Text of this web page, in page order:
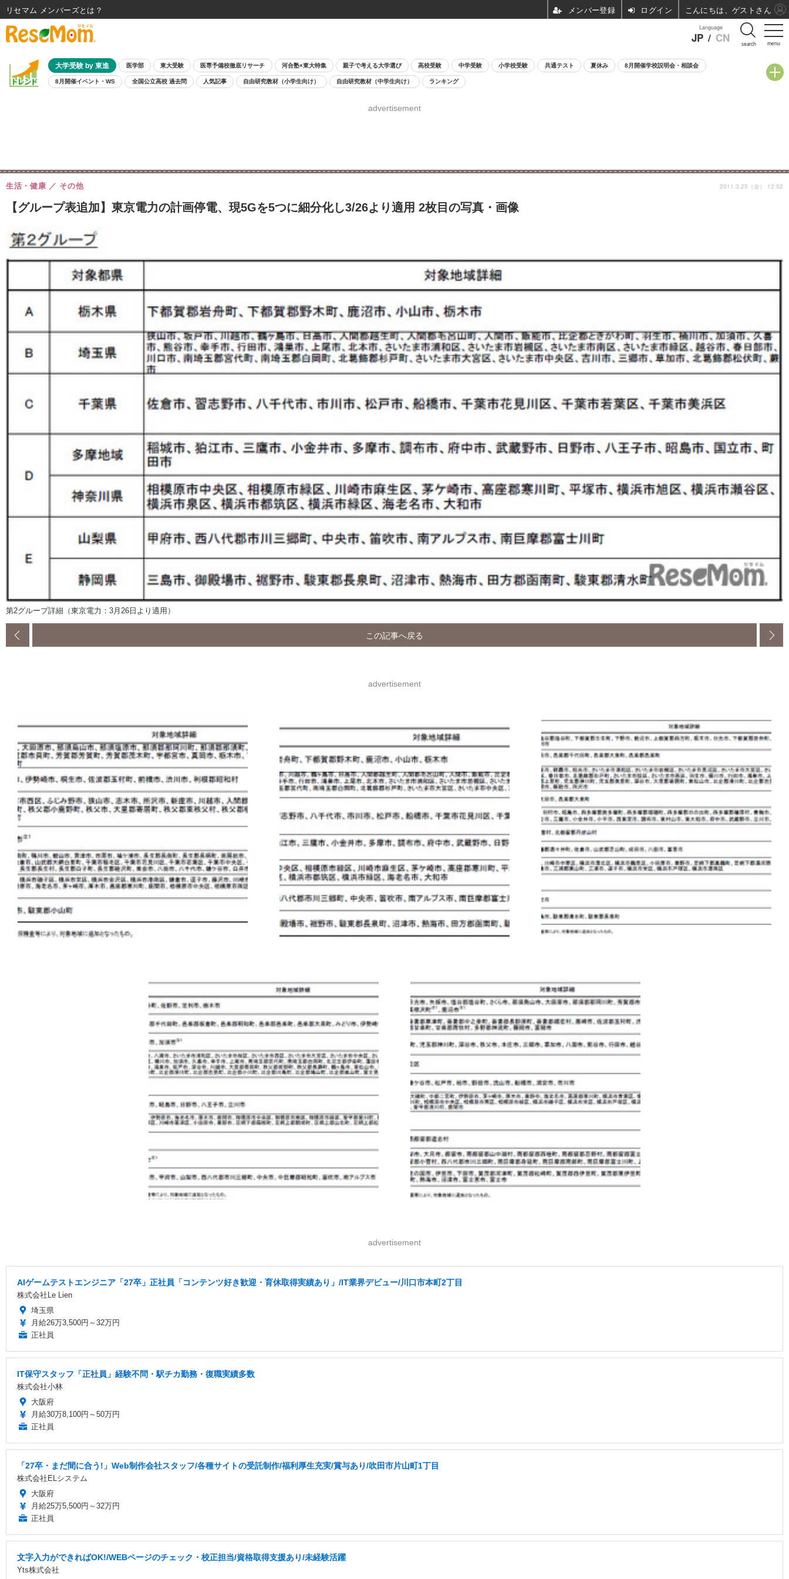
menu
Language
JP / CN search
大学受験 by 東進 医学部 東大受験 医専予備校徹底リサーチ 河合塾×東大特集 親子で考える大学選び 高校受験 中学受験 小学校受験 共通テスト 夏休み 8月開催学校説明会・相談会
8月開催イベント・WS 全国公立高校 過去問 人気記事 自由研究教材（小学生向け） 自由研究教材（中学生向け） ランキング
advertisement
【グループ表追加】東京電力の計画停電、現5Gを5つに細分化し3/26より適用 2枚目の写真・画像
生活・健康 その他 2011.3.25（金） 12:52
第2グループ詳細（東京電力：3月26日より適用）
この記事へ戻る
advertisement
advertisement
AIゲームテストエンジニア「27卒」正社員「コンテンツ好き歓迎・育休取得実績あり」/IT業界デビュー/川口市本町2丁目
株式会社Le Lien
埼玉県
月給26万3,500円～32万円
正社員
IT保守スタッフ「正社員」経験不問・駅チカ勤務・復職実績多数
株式会社小林
大阪府
月給30万8,100円～50万円
正社員
「27卒・まだ間に合う!」Web制作会社スタッフ/各種サイトの受託制作/福利厚生充実/賞与あり/吹田市片山町1丁目
株式会社ELシステム
大阪府
月給25万5,500円～32万円
正社員
文字入力ができればOK!/WEBページのチェック・校正担当/資格取得支援あり/未経験活躍
Yts株式会社
リセマム メンバーズ ログイン こんにちは、ゲストさん